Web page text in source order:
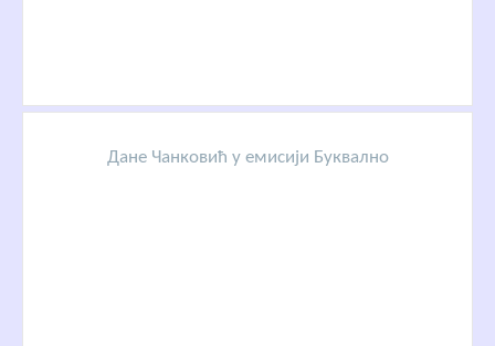
Дане Чанковић у емисији Буквално